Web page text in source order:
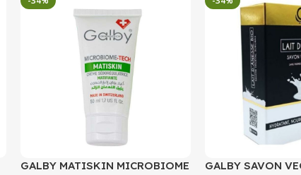
GALBY MATISKIN MICROBIOME
GALBY SAVON